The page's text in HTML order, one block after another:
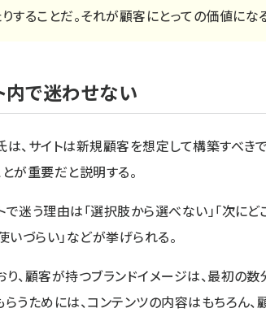
することだ。それが顧客にとっての価値になる
内で迷わせない
は、サイトは新規顧客を想定して構築すべき
が重要だと説明する。
迷う理由は「選択肢から選べない」「次にど
いづらい」などが挙げられる。
、顧客が持つブランドイメージは、最初の数
らうためには、コンテンツの内容はもちろん